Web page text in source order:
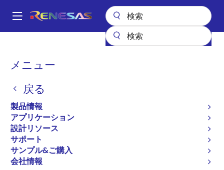
ン
Main
メニュー
戻る
製品情報
アプリケーション
設計リソース
サポート
サンプル&ご購入
会社情報
パ
く
ず
航空宇宙および苛酷環境用IC
高信頼性スイッチングレギュレータ（FET内蔵）
ISL73005SEH
アクティブ
Radiation Hardened Dual-Output
Point-of-Load, Integrated
Synchronous Buck and Low Dropout
Regulator